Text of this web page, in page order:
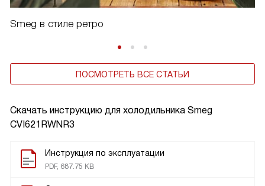
Скачать инструкцию для холодильника Smeg
CVI621RWNR3
Инструкция по эксплуатации
PDF, 687.75 KB
Smeg в стиле ретро
ПОСМОТРЕТЬ ВСЕ СТАТЬИ